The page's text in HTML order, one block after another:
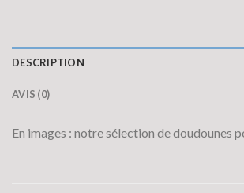
DESCRIPTION
AVIS (0)
En images : notre sélection de doudounes